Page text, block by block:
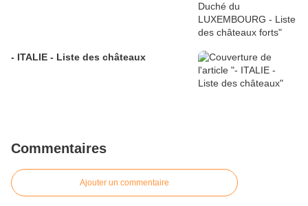
- ITALIE - Liste des châteaux
Commentaires
Ajouter un commentaire